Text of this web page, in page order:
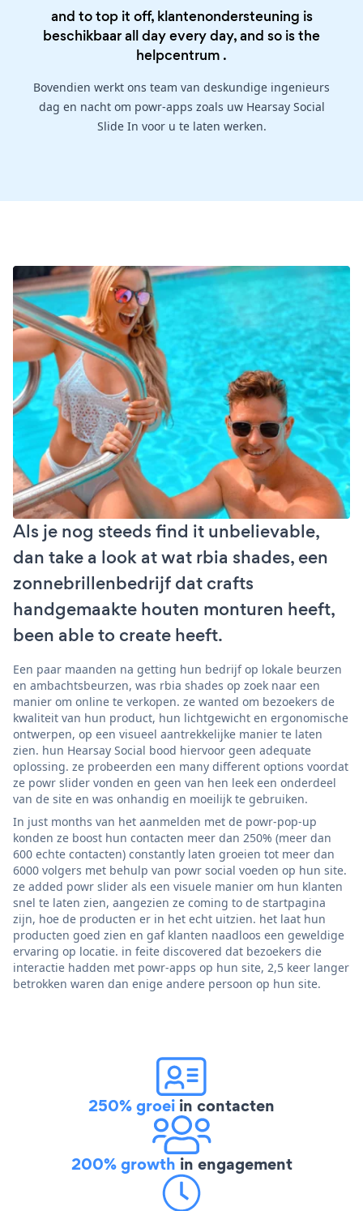
and to top it off, klantenondersteuning is
beschikbaar all day every day, and so is the
helpcentrum .
Bovendien werkt ons team van deskundige ingenieurs
dag en nacht om powr-apps zoals uw Hearsay Social
Slide In voor u te laten werken.
Als je nog steeds find it unbelievable,
dan take a look at wat rbia shades, een
zonnebrillenbedrijf dat crafts
handgemaakte houten monturen heeft,
been able to create heeft.
Een paar maanden na getting hun bedrijf op lokale beurzen
en ambachtsbeurzen, was rbia shades op zoek naar een
manier om online te verkopen. ze wanted om bezoekers de
kwaliteit van hun product, hun lichtgewicht en ergonomische
ontwerpen, op een visueel aantrekkelijke manier te laten
zien. hun Hearsay Social bood hiervoor geen adequate
oplossing. ze probeerden een many different options voordat
ze powr slider vonden en geen van hen leek een onderdeel
van de site en was onhandig en moeilijk te gebruiken.
In just months van het aanmelden met de powr-pop-up
konden ze boost hun contacten meer dan 250% (meer dan
600 echte contacten) constantly laten groeien tot meer dan
6000 volgers met behulp van powr social voeden op hun site.
ze added powr slider als een visuele manier om hun klanten
snel te laten zien, aangezien ze coming to de startpagina
zijn, hoe de producten er in het echt uitzien. het laat hun
producten goed zien en gaf klanten naadloos een geweldige
ervaring op locatie. in feite discovered dat bezoekers die
interactie hadden met powr-apps op hun site, 2,5 keer langer
betrokken waren dan enige andere persoon op hun site.
250% groei in contacten
200% growth in engagement